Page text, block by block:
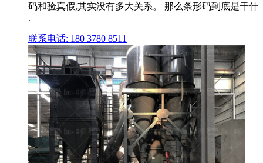
码和验真假,其实没有多大关系。 那么条形码到底是干什
.
联系电话: 180 3780 8511